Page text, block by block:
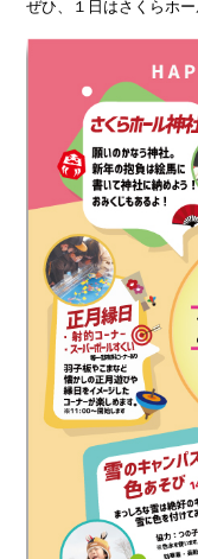
ぜひ、１日はさくらホ